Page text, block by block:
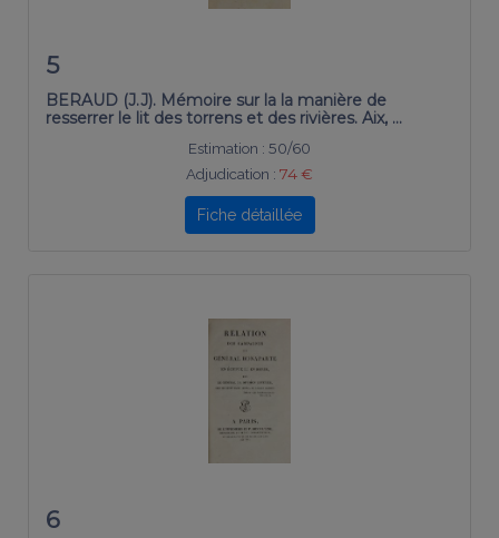
5
BERAUD (J.J). Mémoire sur la la manière de
resserrer le lit des torrens et des rivières. Aix, …
Estimation : 50/60
Adjudication : 74 €
Fiche détaillée
6